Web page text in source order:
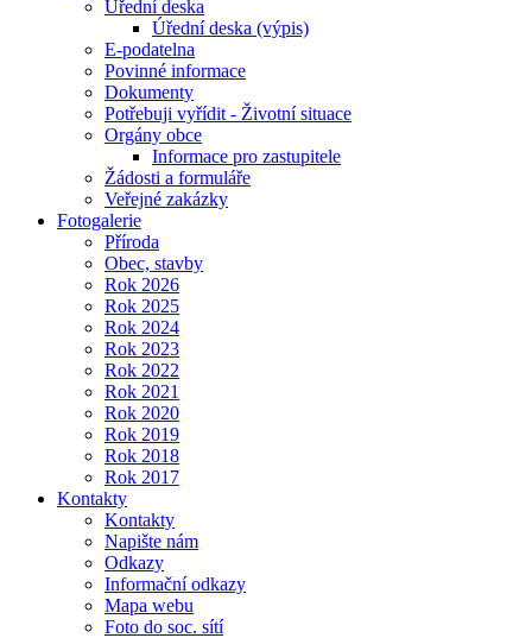
Úřední deska
Úřední deska (výpis)
E-podatelna
Povinné informace
Dokumenty
Potřebuji vyřídit - Životní situace
Orgány obce
Informace pro zastupitele
Žádosti a formuláře
Veřejné zakázky
Fotogalerie
Příroda
Obec, stavby
Rok 2026
Rok 2025
Rok 2024
Rok 2023
Rok 2022
Rok 2021
Rok 2020
Rok 2019
Rok 2018
Rok 2017
Kontakty
Kontakty
Napište nám
Odkazy
Informační odkazy
Mapa webu
Foto do soc. sítí